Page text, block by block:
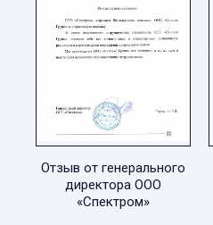
Отзыв от генерального
директора ООО
«Спектром»